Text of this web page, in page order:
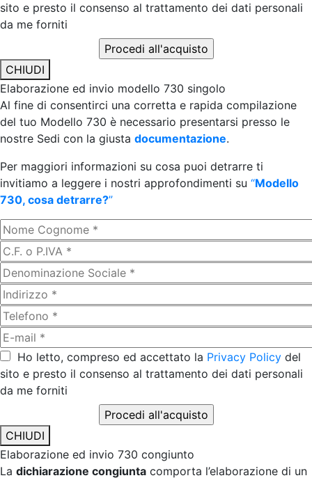
sito e presto il consenso al trattamento dei dati personali
da me forniti
CHIUDI
Elaborazione ed invio modello 730 singolo
Al fine di consentirci una corretta e rapida compilazione
del tuo Modello 730 è necessario presentarsi presso le
nostre Sedi con la giusta documentazione.
Per maggiori informazioni su cosa puoi detrarre ti
invitiamo a leggere i nostri approfondimenti su “Modello
730, cosa detrarre?”
Ho letto, compreso ed accettato la Privacy Policy del
sito e presto il consenso al trattamento dei dati personali
da me forniti
CHIUDI
Elaborazione ed invio 730 congiunto
La dichiarazione congiunta comporta l’elaborazione di un